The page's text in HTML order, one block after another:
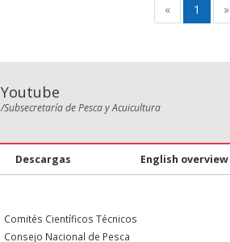
« 1 »
Youtube
/Subsecretaría de Pesca y Acuicultura
Descargas English overview
Comités Científicos Técnicos
Consejo Nacional de Pesca